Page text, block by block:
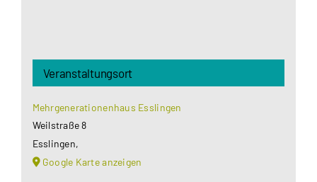
Veranstaltungsort
Mehrgenerationenhaus Esslingen
Weilstraße 8
Esslingen,
Google Karte anzeigen